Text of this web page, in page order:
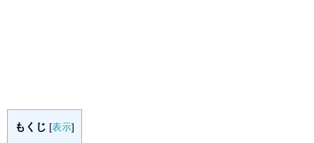
もくじ [表示]